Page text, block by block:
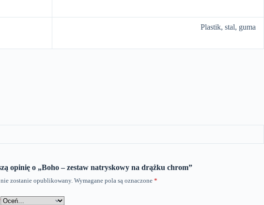
Plastik, stal, guma
opinię o „Boho – zestaw natryskowy na drążku chrom”
zostanie opublikowany. Wymagane pola są oznaczone *